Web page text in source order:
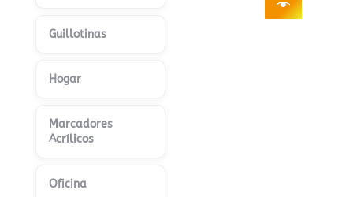
Guillotinas
Hogar
Marcadores
Acrílicos
Oficina